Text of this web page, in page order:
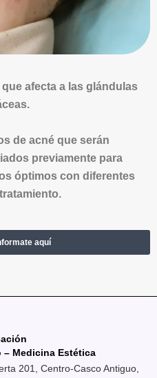
afecta a las glándulas
de acné que serán
previamente para
óptimos con diferentes
aquí
– Medicina Estética
201, Centro-Casco Antiguo,